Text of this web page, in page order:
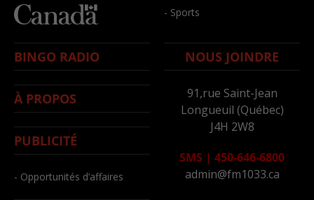
- Sports
BINGO RADIO
À PROPOS
PUBLICITÉ
- Opportunités d’affaires
NOUS JOINDRE
91,rue Saint-Jean
Longueuil (Québec)
J4H 2W8
SMS | 450-646-6800
admin@fm1033.ca